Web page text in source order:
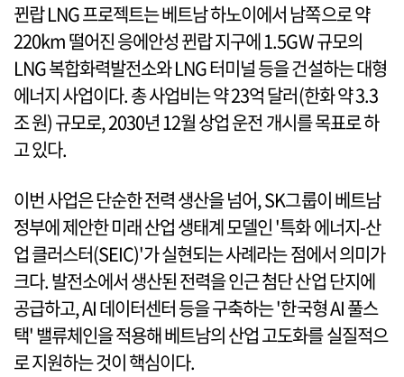
뀐랍 LNG 프로젝트는 베트남 하노이에서 남쪽으로 약
220km 떨어진 응에안성 뀐랍 지구에 1.5GW 규모의
LNG 복합화력발전소와 LNG 터미널 등을 건설하는 대형
에너지 사업이다. 총 사업비는 약 23억 달러(한화 약 3.3
조 원) 규모로, 2030년 12월 상업 운전 개시를 목표로 하
고 있다.
이번 사업은 단순한 전력 생산을 넘어, SK그룹이 베트남
정부에 제안한 미래 산업 생태계 모델인 '특화 에너지-산
업 클러스터(SEIC)'가 실현되는 사례라는 점에서 의미가
크다. 발전소에서 생산된 전력을 인근 첨단 산업 단지에
공급하고, AI 데이터센터 등을 구축하는 '한국형 AI 풀스
택' 밸류체인을 적용해 베트남의 산업 고도화를 실질적으
로 지원하는 것이 핵심이다.